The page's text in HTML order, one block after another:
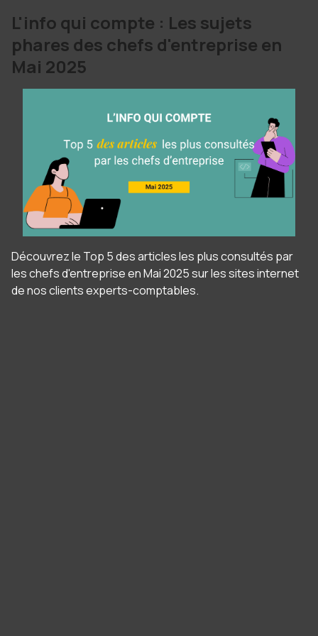
L'info qui compte : Les sujets
phares des chefs d'entreprise en
Mai 2025
Découvrez le Top 5 des articles les plus consultés par
les chefs d'entreprise en Mai 2025 sur les sites internet
de nos clients experts-comptables.